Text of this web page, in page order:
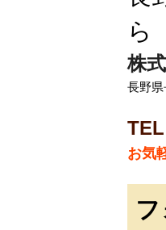
ら
株
長野
お気